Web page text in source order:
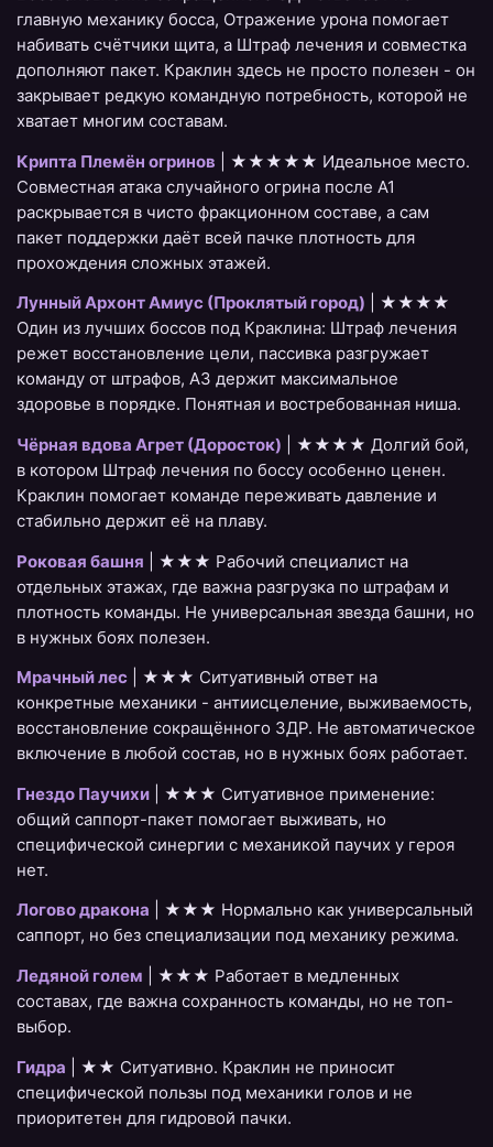
главную механику босса, Отражение урона помогает
набивать счётчики щита, а Штраф лечения и совместка
дополняют пакет. Краклин здесь не просто полезен - он
закрывает редкую командную потребность, которой не
хватает многим составам.
Крипта Племён огринов | ★★★★★ Идеальное место.
Совместная атака случайного огрина после A1
раскрывается в чисто фракционном составе, а сам
пакет поддержки даёт всей пачке плотность для
прохождения сложных этажей.
Лунный Архонт Амиус (Проклятый город) | ★★★★
Один из лучших боссов под Краклина: Штраф лечения
режет восстановление цели, пассивка разгружает
команду от штрафов, A3 держит максимальное
здоровье в порядке. Понятная и востребованная ниша.
Чёрная вдова Агрет (Доросток) | ★★★★ Долгий бой,
в котором Штраф лечения по боссу особенно ценен.
Краклин помогает команде переживать давление и
стабильно держит её на плаву.
Роковая башня | ★★★ Рабочий специалист на
отдельных этажах, где важна разгрузка по штрафам и
плотность команды. Не универсальная звезда башни, но
в нужных боях полезен.
Мрачный лес | ★★★ Ситуативный ответ на
конкретные механики - антиисцеление, выживаемость,
восстановление сокращённого ЗДР. Не автоматическое
включение в любой состав, но в нужных боях работает.
Гнездо Паучихи | ★★★ Ситуативное применение:
общий саппорт-пакет помогает выживать, но
специфической синергии с механикой паучих у героя
нет.
Логово дракона | ★★★ Нормально как универсальный
саппорт, но без специализации под механику режима.
Ледяной голем | ★★★ Работает в медленных
составах, где важна сохранность команды, но не топ-
выбор.
Гидра | ★★ Ситуативно. Краклин не приносит
специфической пользы под механики голов и не
приоритетен для гидровой пачки.